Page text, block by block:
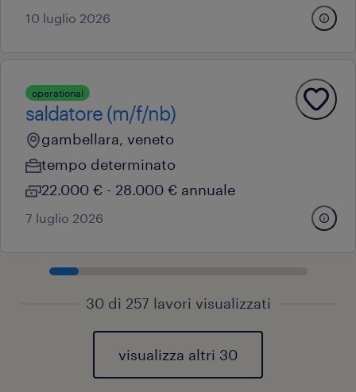
10 luglio 2026
operational
saldatore (m/f/nb)
gambellara, veneto
tempo determinato
22.000 € - 28.000 € annuale
7 luglio 2026
30 di 257 lavori visualizzati
visualizza altri 30